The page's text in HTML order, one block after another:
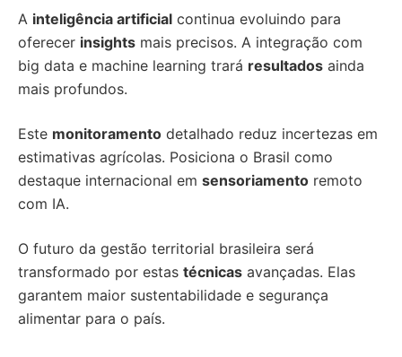
A inteligência artificial continua evoluindo para
oferecer insights mais precisos. A integração com
big data e machine learning trará resultados ainda
mais profundos.
Este monitoramento detalhado reduz incertezas em
estimativas agrícolas. Posiciona o Brasil como
destaque internacional em sensoriamento remoto
com IA.
O futuro da gestão territorial brasileira será
transformado por estas técnicas avançadas. Elas
garantem maior sustentabilidade e segurança
alimentar para o país.